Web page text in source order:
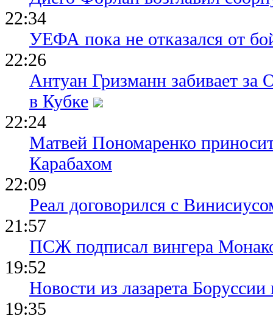
22:34
УЕФА пока не отказался от
22:26
Антуан Гризманн забивает за
в Кубке
22:24
Матвей Пономаренко
Карабахом
22:09
Реал договорился с
21:57
ПСЖ подписал вингера
19:52
Новости из лазарета
19:35